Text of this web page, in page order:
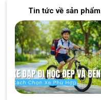
Tin tức về sản phẩm